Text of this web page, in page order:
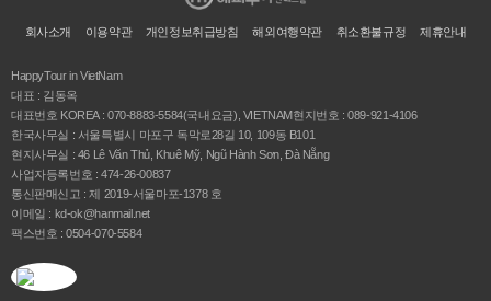
회사소개 이용약관 개인정보취급방침 해외여행약관 취소환불규정 제휴안내
HappyTour in VietNam
대표 : 김동옥
대표번호 KOREA : 070-8883-5584(국내요금), VIETNAM현지번호 : 089-921-4106
한국사무실 : 서울특별시 마포구 독막로28길 10, 109동 B101
현지사무실 : 46 Lê Văn Thủ, Khuê Mỹ, Ngũ Hành Sơn, Đà Nẵng
사업자등록번호 : 474-26-00837
통신판매신고 : 제 2019-서울마포-1378 호
이메일 : kd-ok@hanmail.net
팩스번호 : 0504-070-5584